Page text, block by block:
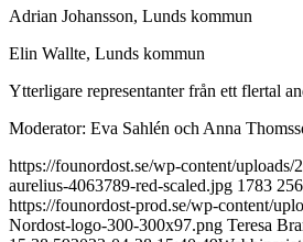
Adrian Johansson, Lunds kommun
Elin Wallte, Lunds kommun
Ytterligare representanter från ett flertal
Moderator: Eva Sahlén och Anna
https://founordost.se/wp-content/uploads/
aurelius-4063789-red-scaled.jpg 1783
https://founordost-prod.se/wp-content/
Nordost-logo-300-300x97.png Teresa